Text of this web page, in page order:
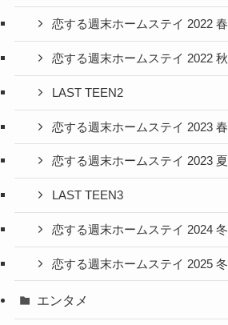
恋する週末ホームステイ 2022 春
恋する週末ホームステイ 2022 秋
LAST TEEN2
恋する週末ホームステイ 2023 春
恋する週末ホームステイ 2023 夏
LAST TEEN3
恋する週末ホームステイ 2024 冬
恋する週末ホームステイ 2025 冬
エンタメ